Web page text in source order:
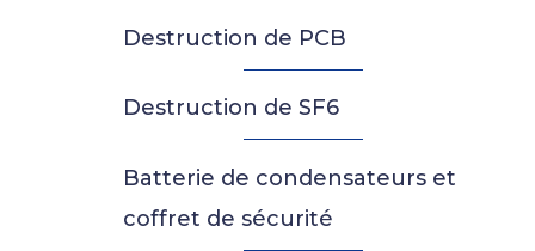
Destruction de PCB
Destruction de SF6
Batterie de condensateurs et
coffret de sécurité